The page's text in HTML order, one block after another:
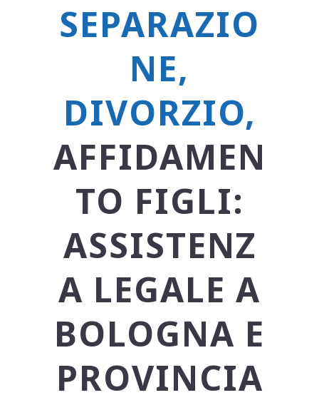
SEPARAZIO
NE,
DIVORZIO,
AFFIDAMEN
TO FIGLI:
ASSISTENZ
A LEGALE A
BOLOGNA E
PROVINCIA